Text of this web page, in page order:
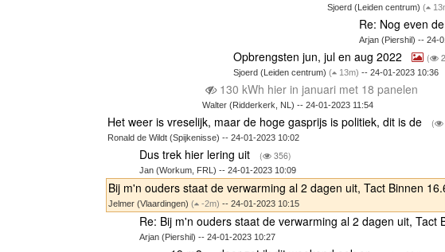
Sjoerd (Leiden centrum)(
Re: Nog even
Arjan (Piershil) -- 24-
Opbrengsten jun, jul en aug 2022 (
Sjoerd (Leiden centrum) ( 13m) -- 24-01-2023 10:36
130 kWh hier in januari met 18 panelen
Walter (Ridderkerk, NL) -- 24-01-2023 11:54
Het weer is vreselijk, maar de hoge gasprijs is politiek, dit is de (
Ronald de Wildt (Spijkenisse) -- 24-01-2023 10:02
Dus trek hier lering uit ( 356)
Jan (Workum, FRL) -- 24-01-2023 10:09
Bij m'n ouders staat de verwarming al 2 dagen uit, Tact Binnen
Jelmer (Vlaardingen)( -2m) -- 24-01-2023 10:15
Re: Bij m'n ouders staat de verwarming al 2 dagen uit, Tact
Arjan (Piershil) -- 24-01-2023 10:27